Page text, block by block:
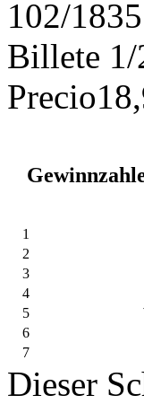
102/1835
Billete
Precio
1
2
3
4
5
6
7
Dieser